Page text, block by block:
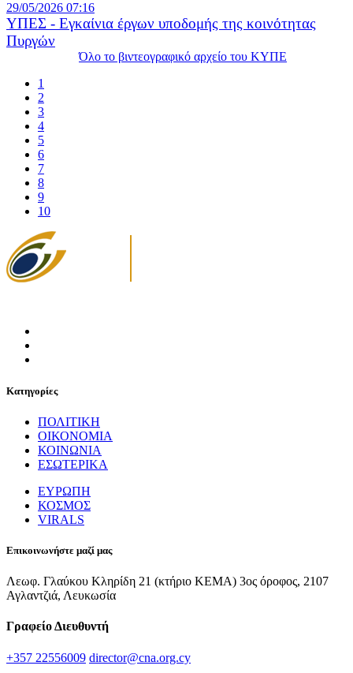
29/05/2026 07:16
ΥΠΕΣ - Εγκαίνια έργων υποδομής της κοινότητας
Πυργών
Όλο το βιντεογραφικό αρχείο του ΚΥΠΕ
1
2
3
4
5
6
7
8
9
10
Κατηγορίες
ΠΟΛΙΤΙΚΗ
ΟΙΚΟΝΟΜΙΑ
ΚΟΙΝΩΝΙΑ
ΕΣΩΤΕΡΙΚΑ
ΕΥΡΩΠΗ
ΚΟΣΜΟΣ
VIRALS
Επικοινωνήστε μαζί μας
Λεωφ. Γλαύκου Κληρίδη 21 (κτήριο ΚΕΜΑ) 3ος όροφος, 2107
Αγλαντζιά, Λευκωσία
Γραφείο Διευθυντή
+357 22556009 director@cna.org.cy